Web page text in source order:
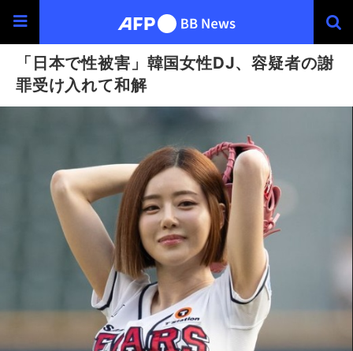
「日本で性被害」韓国女性DJ、容疑者の謝
罪受け入れて和解